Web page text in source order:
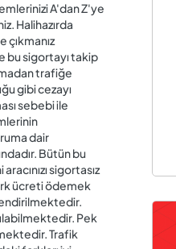
A'dan Z'ye
Halihazırda
bu sigortayı takip
trafiğe
gibi cezayı
sebebi ile
dair
Bütün bu
sigortasız
ücreti ödemek
Pek
Trafik